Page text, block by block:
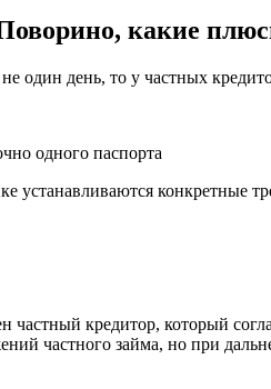
какие
один день, то у частных
одного паспорта
конкретные
кредитор, который
частного займа, но при